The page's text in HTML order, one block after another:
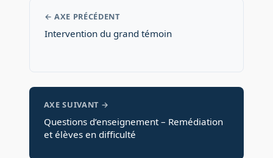
← AXE PRÉCÉDENT
Intervention du grand témoin
AXE SUIVANT →
Questions d’enseignement – Remédiation
et élèves en difficulté